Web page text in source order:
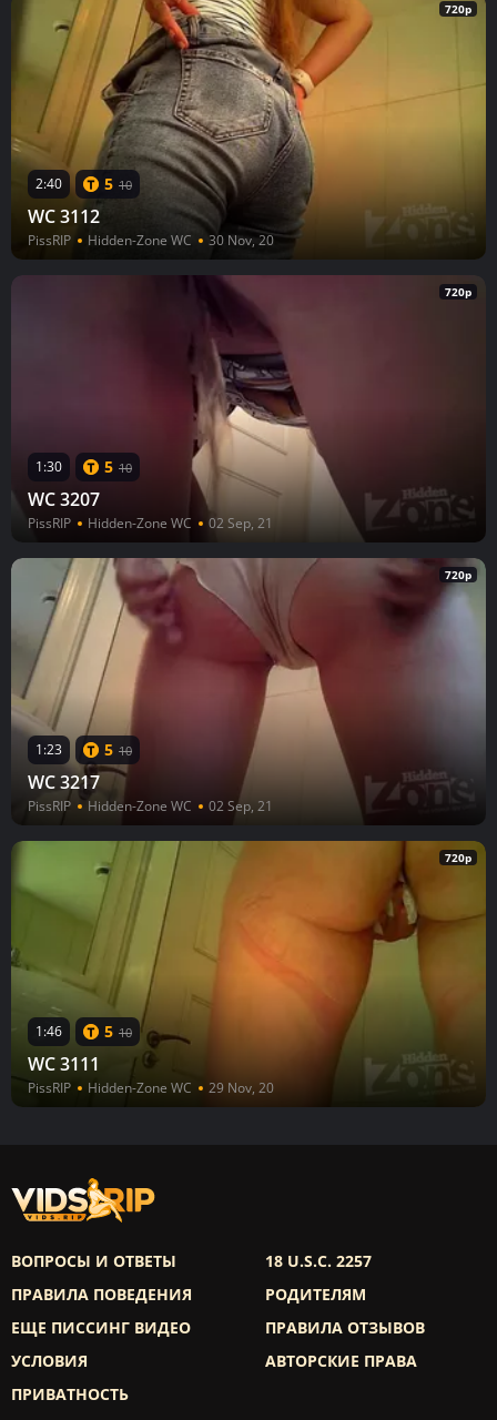
720p
2:40 5 10
WC 3112
PissRIP Hidden-Zone WC 30 Nov, 20
720p
1:30 5 10
WC 3207
PissRIP Hidden-Zone WC 02 Sep, 21
720p
1:23 5 10
WC 3217
PissRIP Hidden-Zone WC 02 Sep, 21
720p
1:46 5 10
WC 3111
PissRIP Hidden-Zone WC 29 Nov, 20
ВОПРОСЫ И ОТВЕТЫ
ПРАВИЛА ПОВЕДЕНИЯ
ЕЩЕ ПИССИНГ ВИДЕО
УСЛОВИЯ
ПРИВАТНОСТЬ
18 U.S.C. 2257
РОДИТЕЛЯМ
ПРАВИЛА ОТЗЫВОВ
АВТОРСКИЕ ПРАВА